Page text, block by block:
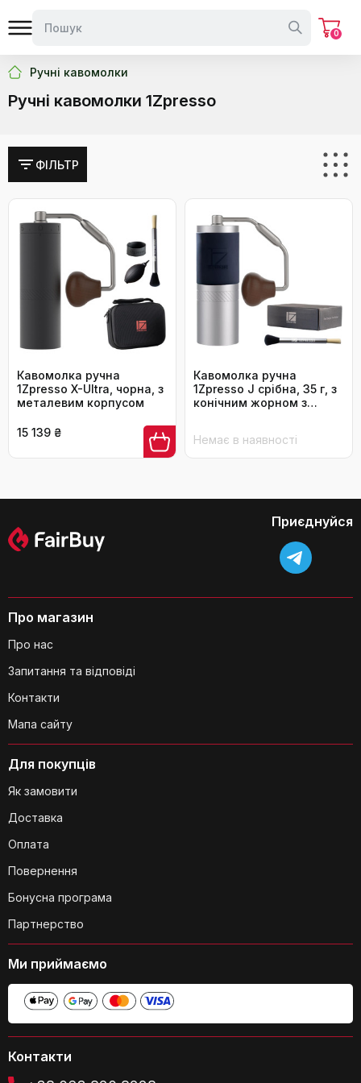
0
Ручні кавомолки
Ручні кавомолки 1Zpresso
ФІЛЬТР
Кавомолка ручна
1Zpresso X-Ultra, чорна, з
металевим корпусом
15 139 ₴
Кавомолка ручна
1Zpresso J срібна, 35 г, з
конічним жорном з
Немає в наявності
Контакти
Для покупців
Як замовити
Доставка
Оплата
Повернення
Бонусна програма
Партнерство
Про магазин
Про нас
Запитання та відповіді
Контакти
Мапа сайту
Приєднуйся
Ми приймаємо